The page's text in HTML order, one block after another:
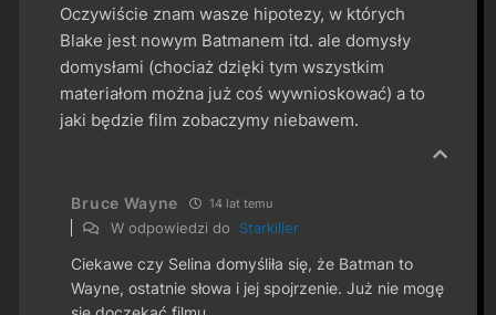
Oczywiście znam wasze hipotezy, w których
Blake jest nowym Batmanem itd. ale domysły
domysłami (chociaż dzięki tym wszystkim
materiałom można już coś wywnioskować) a to
jaki będzie film zobaczymy niebawem.
Bruce Wayne 14 lat temu
W odpowiedzi do Starkiller
Ciekawe czy Selina domyśliła się, że Batman to
Wayne, ostatnie słowa i jej spojrzenie. Już nie mogę